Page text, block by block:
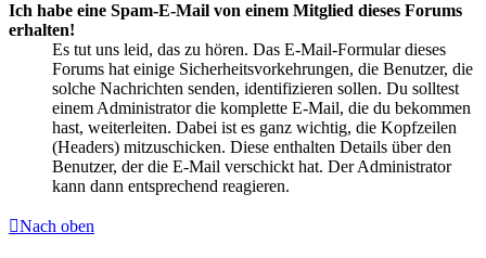
Ich habe eine Spam-E-Mail von einem Mitglied dieses Forums
erhalten!
Es tut uns leid, das zu hören. Das E-Mail-Formular dieses
Forums hat einige Sicherheitsvorkehrungen, die Benutzer, die
solche Nachrichten senden, identifizieren sollen. Du solltest
einem Administrator die komplette E-Mail, die du bekommen
hast, weiterleiten. Dabei ist es ganz wichtig, die Kopfzeilen
(Headers) mitzuschicken. Diese enthalten Details über den
Benutzer, der die E-Mail verschickt hat. Der Administrator
kann dann entsprechend reagieren.
Nach oben